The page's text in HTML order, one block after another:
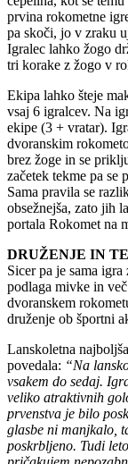
prvina rokometne
pa skoči, jo v zraku
Igralec lahko žogo
tri korake z žogo v
Ekipa lahko šteje
vsaj 6 igralcev. Na
ekipe (3 + vratar).
dvoranskim
brez žoge in se
začetek tekme pa se
Sama pravila se
obsežnejša, zato jih
portala Rokomet na
DRUŽENJE IN
Sicer pa je sama
podlaga mivke in
dvoranskem
druženje ob športni
Lanskoletna
povedala: “Na
vsakem do sedaj.
veliko atraktivnih
prvenstva je bilo
glasbe ni manjkalo,
poskrbljeno. Tudi